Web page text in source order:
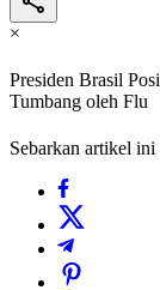
×
Presiden Brasil
Tumbang oleh Flu
Sebarkan artikel ini